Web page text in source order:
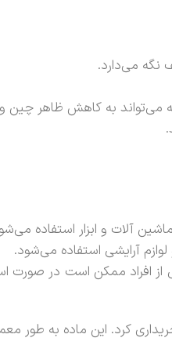
می‌دارد.
که می‌تواند به کاهش ظاهر
آلات و ابزار استفاده
آرایشی استفاده می‌شود.
افراد ممکن است در صورت
خریداری کرد. این ماده به